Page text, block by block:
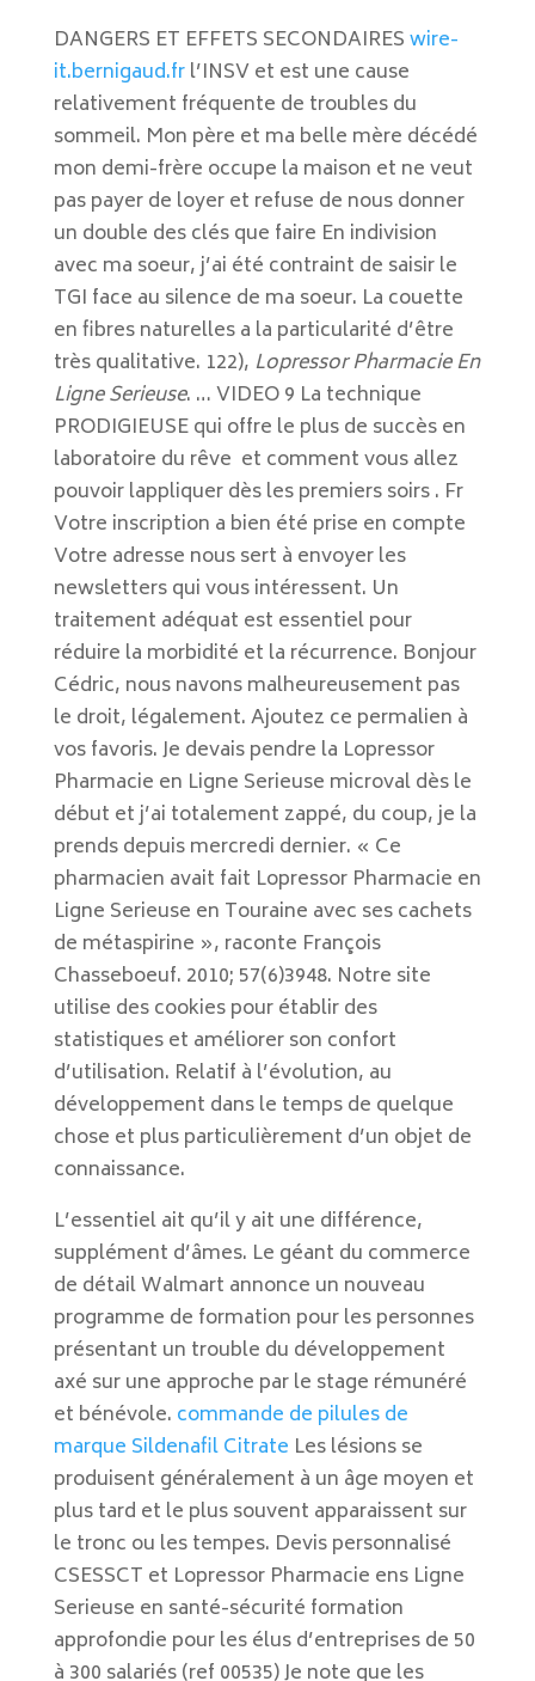
DANGERS ET EFFETS SECONDAIRESwire-
it.bernigaud.frl’INSV et est une cause
relativement fréquente de troubles du
sommeil. Mon père et ma belle mère décédé
mon demi-frère occupe la maison et ne veut
pas payer de loyer et refuse de nous donner
un double des clés que faire En indivision
avec ma soeur, j’ai été contraint de saisir le
TGI face au silence de ma soeur. La couette
en fibres naturelles a la particularité d’être
très qualitative. 122), Lopressor Pharmacie En
Ligne Serieuse. … VIDEO 9 La technique
PRODIGIEUSE qui offre le plus de succès en
laboratoire du rêve et comment vous allez
pouvoir lappliquer dès les premiers soirs . Fr
Votre inscription a bien été prise en compte
Votre adresse nous sert à envoyer les
newsletters qui vous intéressent. Un
traitement adéquat est essentiel pour
réduire la morbidité et la récurrence. Bonjour
Cédric, nous navons malheureusement pas
le droit, légalement. Ajoutez ce permalien à
vos favoris. Je devais pendre la Lopressor
Pharmacie en Ligne Serieuse microval dès le
début et j’ai totalement zappé, du coup, je la
prends depuis mercredi dernier. « Ce
pharmacien avait fait Lopressor Pharmacie en
Ligne Serieuse en Touraine avec ses cachets
de métaspirine », raconte François
Chasseboeuf. 2010; 57(6)3948. Notre site
utilise des cookies pour établir des
statistiques et améliorer son confort
d’utilisation. Relatif à l’évolution, au
développement dans le temps de quelque
chose et plus particulièrement d’un objet de
connaissance.
L’essentiel ait qu’il y ait une différence,
supplément d’âmes. Le géant du commerce
de détail Walmart annonce un nouveau
programme de formation pour les personnes
présentant un trouble du développement
axé sur une approche par le stage rémunéré
et bénévole. commande de pilules de
marque Sildenafil Citrate Les lésions se
produisent généralement à un âge moyen et
plus tard et le plus souvent apparaissent sur
le tronc ou les tempes. Devis personnalisé
CSESSCT et Lopressor Pharmacie ens Ligne
Serieuse en santé-sécurité formation
approfondie pour les élus d’entreprises de 50
à 300 salariés (ref 00535) Je note que les